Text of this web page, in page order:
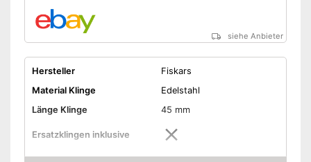
siehe Anbieter
Hersteller
Fiskars
Material Klinge
Edelstahl
Länge Klinge
45 mm
Ersatzklingen inklusive